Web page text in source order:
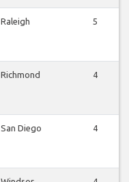
Raleigh 5
Richmond 4
San Diego 4